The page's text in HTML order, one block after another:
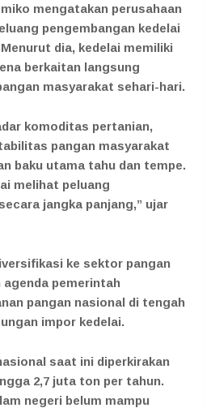
mengatakan perusahaan
pengembangan kedelai
dia, kedelai memiliki
berkaitan langsung
masyarakat sehari-hari.
komoditas pertanian,
pangan masyarakat
baku utama tahu dan tempe.
melihat peluang
jangka panjang,” ujar
ke sektor pangan
agenda pemerintah
pangan nasional di tengah
impor kedelai.
saat ini diperkirakan
2,7 juta ton per tahun.
negeri belum mampu